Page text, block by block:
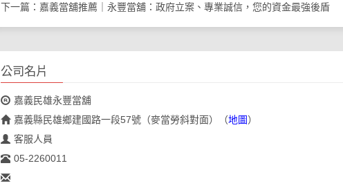
下一篇： 嘉義當舖推薦｜永豐當舖：政府立案、專業誠信，您的資金最強後盾
公司名片
嘉義民雄永豐當舖
嘉義縣民雄鄉建國路一段57號（麥當勞斜對面）
（地圖）
客服人員
05-2260011